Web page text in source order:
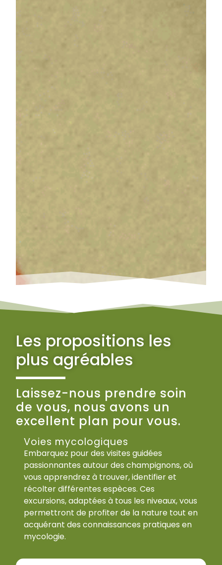
Les propositions les
plus agréables
Laissez-nous prendre soin
de vous, nous avons un
excellent plan pour vous.
Voies mycologiques
Embarquez pour des visites guidées
passionnantes autour des champignons, où
vous apprendrez à trouver, identifier et
récolter différentes espèces. Ces
excursions, adaptées à tous les niveaux, vous
permettront de profiter de la nature tout en
acquérant des connaissances pratiques en
mycologie.